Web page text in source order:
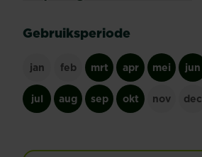
Gebruiksperiode
jan feb mrt apr mei jun
jul aug sep okt nov dec